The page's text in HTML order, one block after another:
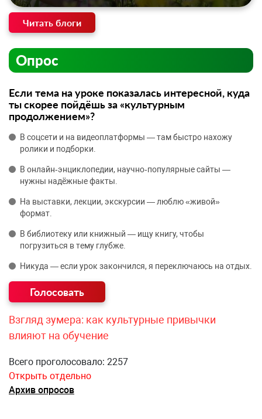
Читать блоги
Опрос
Если тема на уроке показалась интересной, куда
ты скорее пойдёшь за «культурным
продолжением»?
В соцсети и на видеоплатформы — там быстро нахожу
ролики и подборки.
В онлайн‑энциклопедии, научно‑популярные сайты —
нужны надёжные факты.
На выставки, лекции, экскурсии — люблю «живой»
формат.
В библиотеку или книжный — ищу книгу, чтобы
погрузиться в тему глубже.
Никуда — если урок закончился, я переключаюсь на отдых.
Взгляд зумера: как культурные привычки
влияют на обучение
Всего проголосовало: 2257
Открыть отдельно
Архив опросов